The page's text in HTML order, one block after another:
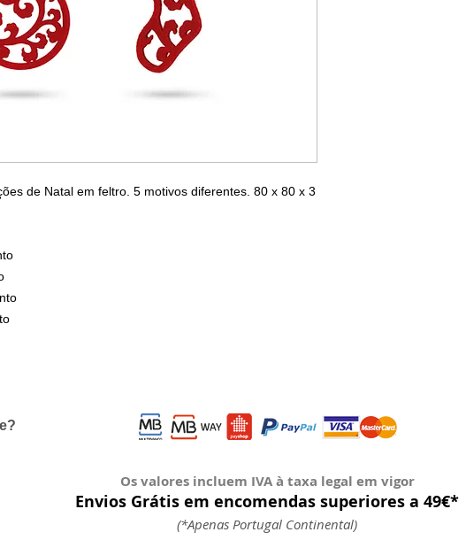
de Natal em feltro. 5 motivos diferentes. 80 x 80 x 3
Os valores incluem IVA à taxa legal em vigor
Envios Grátis em encomendas superiores a 49€*
(*Apenas Portugal Continental)